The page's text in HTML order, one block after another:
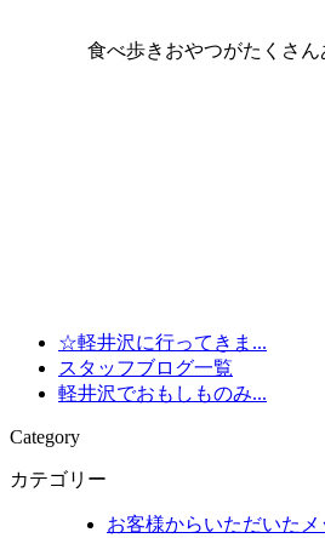
食べ歩きおやつがたくさんあ
☆軽井沢に行ってきま...
スタッフブログ一覧
軽井沢でおもしものみ...
Category
カテゴリー
お客様からいただいたメ